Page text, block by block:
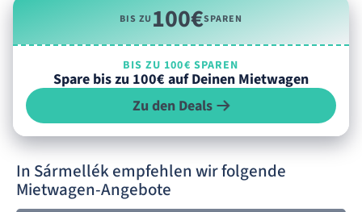
BIS ZU100€SPAREN
BIS ZU 100€ SPAREN
Spare bis zu 100€ auf Deinen Mietwagen
Zu den Deals
In Sármellék empfehlen wir folgende
Mietwagen-Angebote